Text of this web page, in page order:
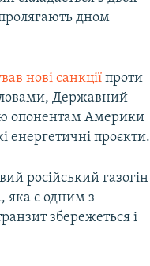
дном
нові санкції проти
Державний
опонентам Америки
енергетичні проєкти.
російський газогін
яка є одним з
збережеться і